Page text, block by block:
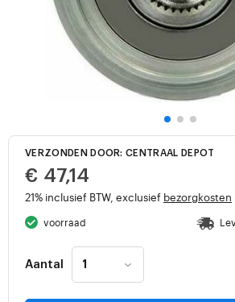
VERZONDEN DOOR: CENTRAAL DEPOT
€ 47,14
21% inclusief BTW, exclusief bezorgkosten
voorraad
Aantal